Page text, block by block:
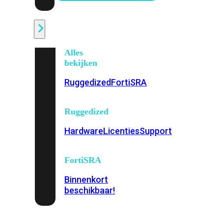
Alles
bekijken
RuggedizedFortiSRA
Ruggedized
HardwareLicentiesSupport
FortiSRA
Binnenkort
beschikbaar!